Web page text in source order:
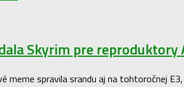
Skyrim pre reproduktory
meme spravila srandu aj na tohtoročnej